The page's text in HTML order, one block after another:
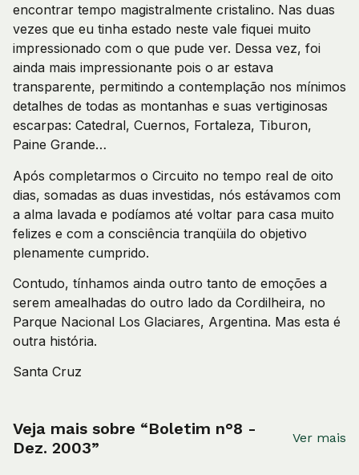
encontrar tempo magistralmente cristalino. Nas duas
vezes que eu tinha estado neste vale fiquei muito
impressionado com o que pude ver. Dessa vez, foi
ainda mais impressionante pois o ar estava
transparente, permitindo a contemplação nos mínimos
detalhes de todas as montanhas e suas vertiginosas
escarpas: Catedral, Cuernos, Fortaleza, Tiburon,
Paine Grande…
Após completarmos o Circuito no tempo real de oito
dias, somadas as duas investidas, nós estávamos com
a alma lavada e podíamos até voltar para casa muito
felizes e com a consciência tranqüila do objetivo
plenamente cumprido.
Contudo, tínhamos ainda outro tanto de emoções a
serem amealhadas do outro lado da Cordilheira, no
Parque Nacional Los Glaciares, Argentina. Mas esta é
outra história.
Santa Cruz
Veja mais sobre “Boletim n°8 -
Dez. 2003”
Ver mais